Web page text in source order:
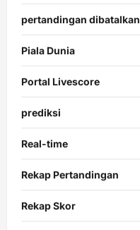
pertandingan dibatalkan
Piala Dunia
Portal Livescore
prediksi
Real-time
Rekap Pertandingan
Rekap Skor